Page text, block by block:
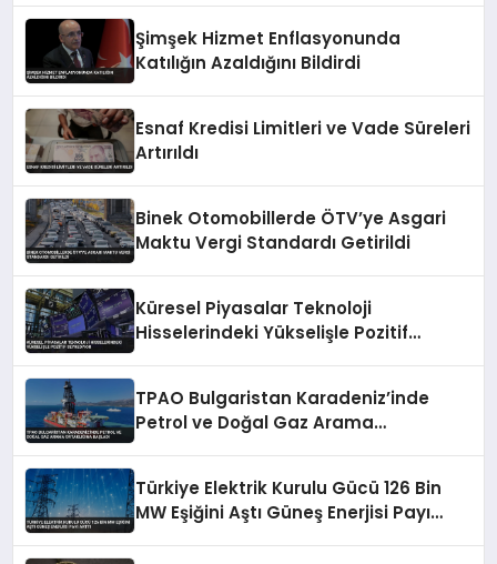
Şimşek Hizmet Enflasyonunda
Katılığın Azaldığını Bildirdi
Esnaf Kredisi Limitleri ve Vade Süreleri
Artırıldı
Binek Otomobillerde ÖTV’ye Asgari
Maktu Vergi Standardı Getirildi
Küresel Piyasalar Teknoloji
Hisselerindeki Yükselişle Pozitif
TPAO Bulgaristan Karadeniz’inde
Petrol ve Doğal Gaz Arama
Türkiye Elektrik Kurulu Gücü 126 Bin
MW Eşiğini Aştı Güneş Enerjisi Payı